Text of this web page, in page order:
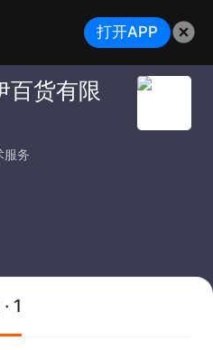
百货有限
服务
1
打开APP